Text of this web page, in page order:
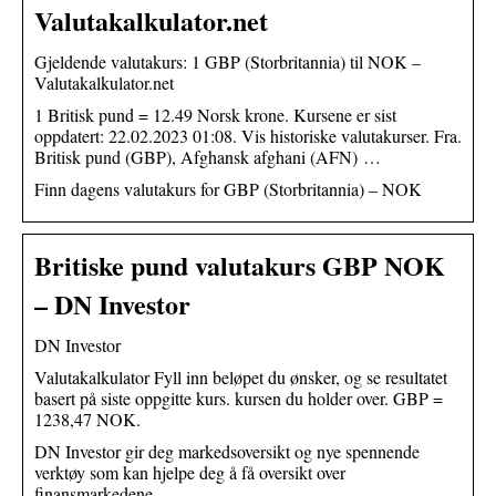
Valutakalkulator.net
Gjeldende valutakurs: 1 GBP (Storbritannia) til NOK –
Valutakalkulator.net
1 Britisk pund = 12.49 Norsk krone. Kursene er sist
oppdatert: 22.02.2023 01:08. Vis historiske valutakurser. Fra.
Britisk pund (GBP), Afghansk afghani (AFN) …
Finn dagens valutakurs for GBP (Storbritannia) – NOK
Britiske pund valutakurs GBP NOK
– DN Investor
DN Investor
Valutakalkulator Fyll inn beløpet du ønsker, og se resultatet
basert på siste oppgitte kurs. kursen du holder over. GBP =
1238,47 NOK.
DN Investor gir deg markedsoversikt og nye spennende
verktøy som kan hjelpe deg å få oversikt over